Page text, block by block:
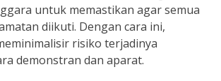
untuk memastikan agar semua
diikuti. Dengan cara ini,
risiko terjadinya
demonstran dan aparat.